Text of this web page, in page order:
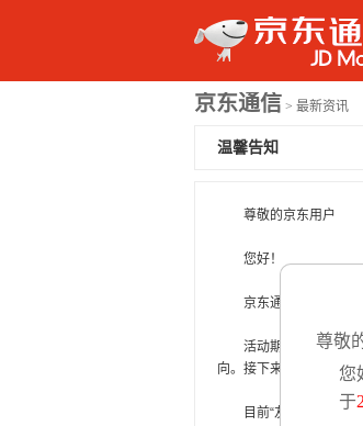
尊敬
您
于
京东通信 > 最新资讯
温馨告知
尊敬的京东用户
您好！
京东通信“友好用户
活动期间，在产品
向。接下来我们将会对
目前“友好用户公测